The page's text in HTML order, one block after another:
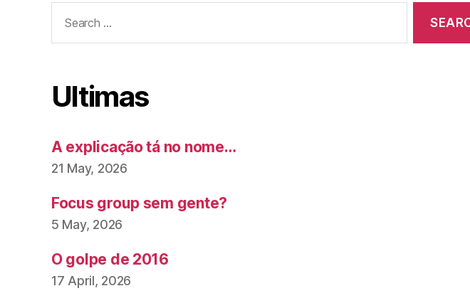
for:
Ultimas
A explicação tá no nome…
21 May, 2026
Focus group sem gente?
5 May, 2026
O golpe de 2016
17 April, 2026